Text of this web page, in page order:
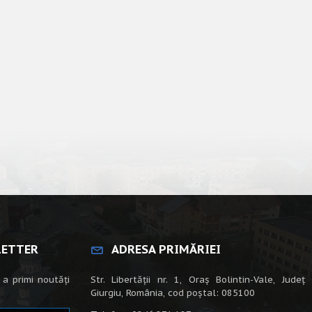
primi noutăți
ADRESA PRIMĂRIEI
Str. Libertății nr. 1, Oraș Bolintin-Vale, Județ
Giurgiu, România, cod poștal: 085100